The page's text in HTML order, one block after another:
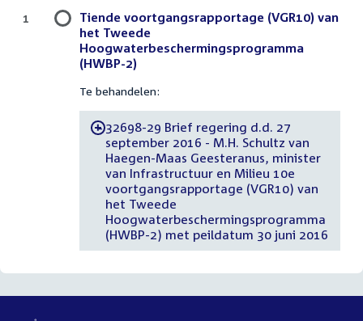
Tiende voortgangsrapportage (VGR10) van
het Tweede
Hoogwaterbeschermingsprogramma
(HWBP-2)
Te behandelen:
-32698-29 Brief regering d.d. 27
september 2016 - M.H. Schultz van
Haegen-Maas Geesteranus, minister
van Infrastructuur en Milieu 10e
voortgangsrapportage (VGR10) van
het Tweede
Hoogwaterbeschermingsprogramma
(HWBP-2) met peildatum 30 juni 2016
1